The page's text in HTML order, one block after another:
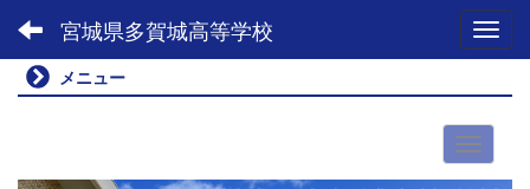
宮城県多賀城高等学校
メニュー